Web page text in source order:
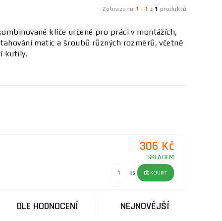
Zobrazeno 1 - 1 z 1 produktů
klíče určené pro práci v montážích,
matic a šroubů různých rozměrů, včetně
kutily.
odolné povrchové úpravy proti korozi a
tak, aby byl spolehlivý a vydržel306 Kč
SKLADEM
ks KOUPIT
DLE HODNOCENÍ NEJNOVĚJŠÍ